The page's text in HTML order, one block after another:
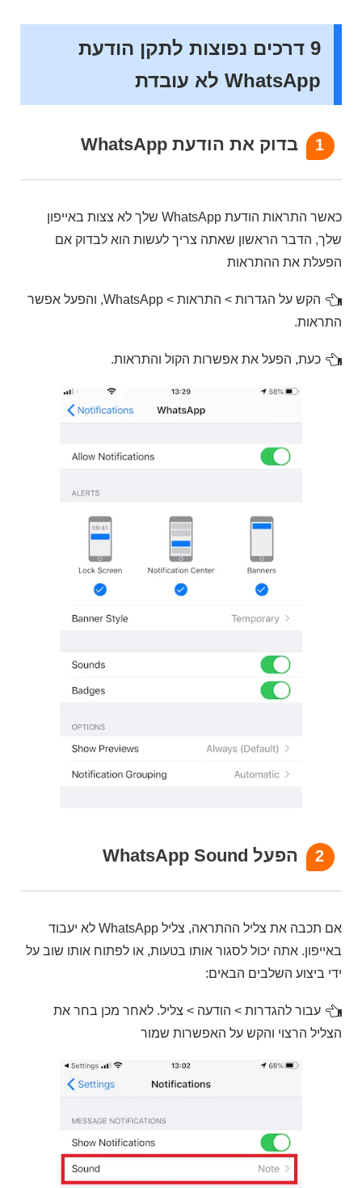
9 דרכים נפוצות לתקן הודעת
WhatsApp לא עובדת
1 בדוק את הודעת WhatsApp
כאשר התראות הודעת WhatsApp שלך לא צצות באייפון
שלך, הדבר הראשון שאתה צריך לעשות הוא לבדוק אם
הפעלת את ההתראות
הקש על הגדרות > התראות > WhatsApp, והפעל אפשר
התראות.
כעת, הפעל את אפשרות הקול והתראות.
2 הפעל WhatsApp Sound
אם תכבה את צליל ההתראה, צליל WhatsApp לא יעבוד
באייפון. אתה יכול לסגור אותו בטעות, או לפתוח אותו שוב על
ידי ביצוע השלבים הבאים:
עבור להגדרות > הודעה > צליל. לאחר מכן בחר את
הצליל הרצוי והקש על האפשרות שמור